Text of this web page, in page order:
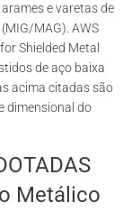
e varetas de
MAG). AWS
Shielded Metal
de aço baixa
acima citadas são
dimensional do
Metálico